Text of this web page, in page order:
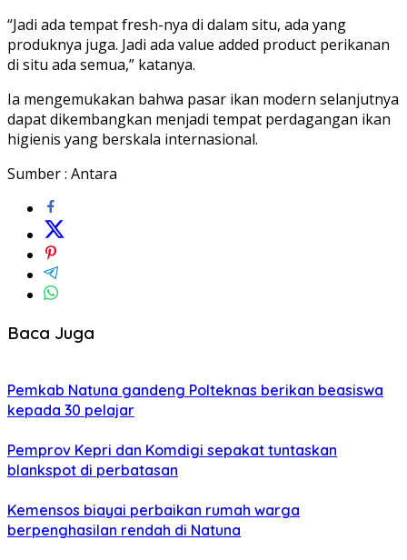
“Jadi ada tempat fresh-nya di dalam situ, ada yang
produknya juga. Jadi ada value added product perikanan
di situ ada semua,” katanya.
Ia mengemukakan bahwa pasar ikan modern selanjutnya
dapat dikembangkan menjadi tempat perdagangan ikan
higienis yang berskala internasional.
Sumber : Antara
Baca Juga
Pemkab Natuna gandeng Polteknas berikan beasiswa
kepada 30 pelajar
Pemprov Kepri dan Komdigi sepakat tuntaskan
blankspot di perbatasan
Kemensos biayai perbaikan rumah warga
berpenghasilan rendah di Natuna